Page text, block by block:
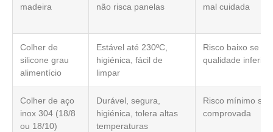
madeira
não risca panelas
mal cuidada
Colher de
silicone grau
alimentício
Estável até 230ºC,
higiénica, fácil de
limpar
Risco baixo se
qualidade inferior
Colher de aço
inox 304 (18/8
ou 18/10)
Durável, segura,
higiénica, tolera altas
temperaturas
Risco mínimo se
comprovada